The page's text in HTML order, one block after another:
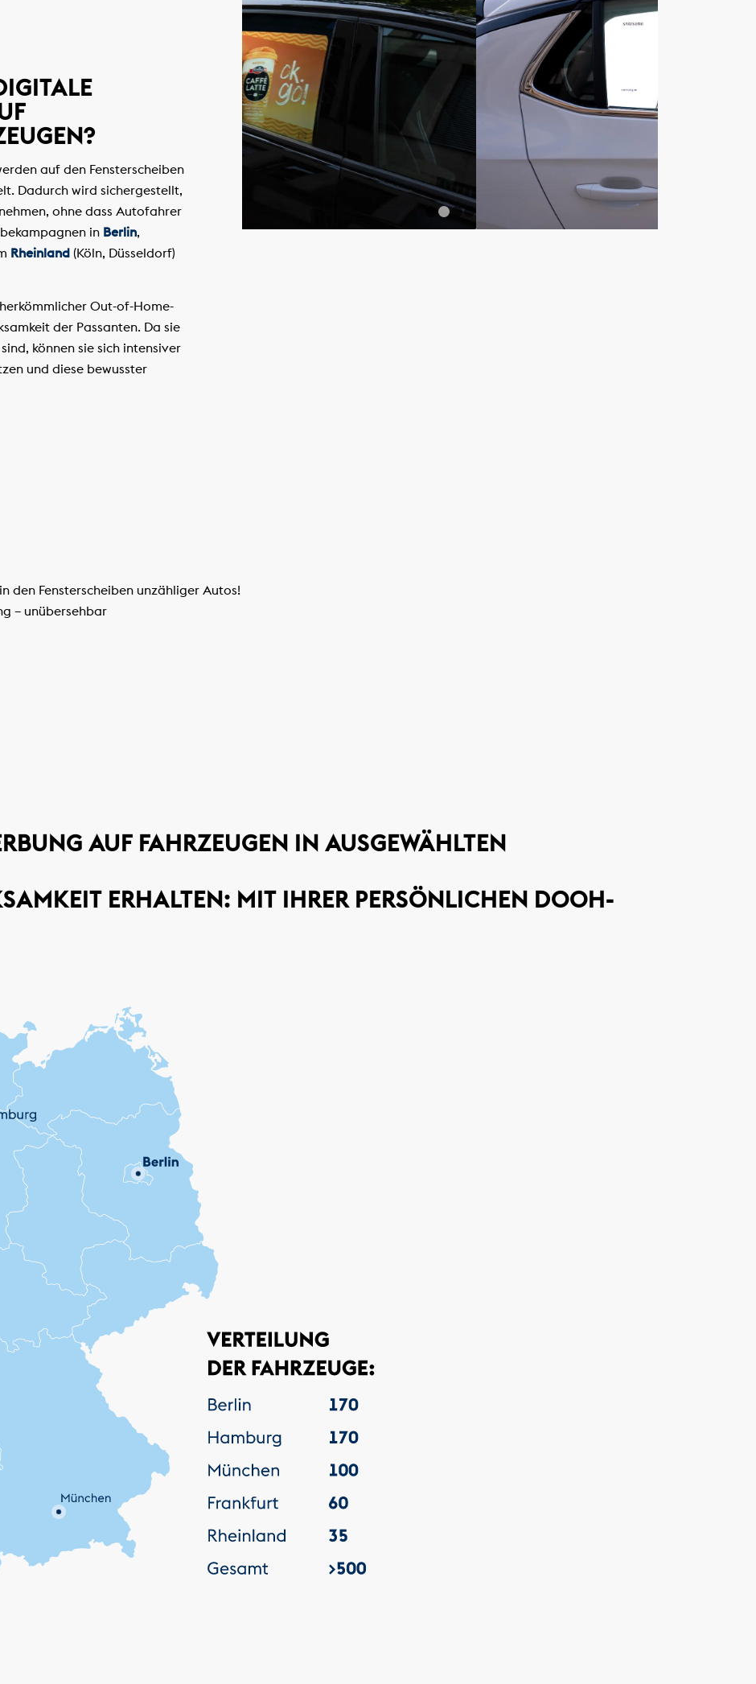
C
auf den Fensterscheiben
Dadurch wird sichergestellt,
ohne dass Autofahrer
in Berlin,
Rheinland (Köln, Düsseldorf)
Out-of-Home-
der Passanten. Da sie
können sie sich intensiver
und diese bewusster
4
den Fensterscheiben unzähliger Autos!
– unübersehbar
AUF FAHRZEUGEN IN AUSGEWÄHLTEN M
ERHALTEN: MIT IHRER PERSÖNLICHEN DOOH-